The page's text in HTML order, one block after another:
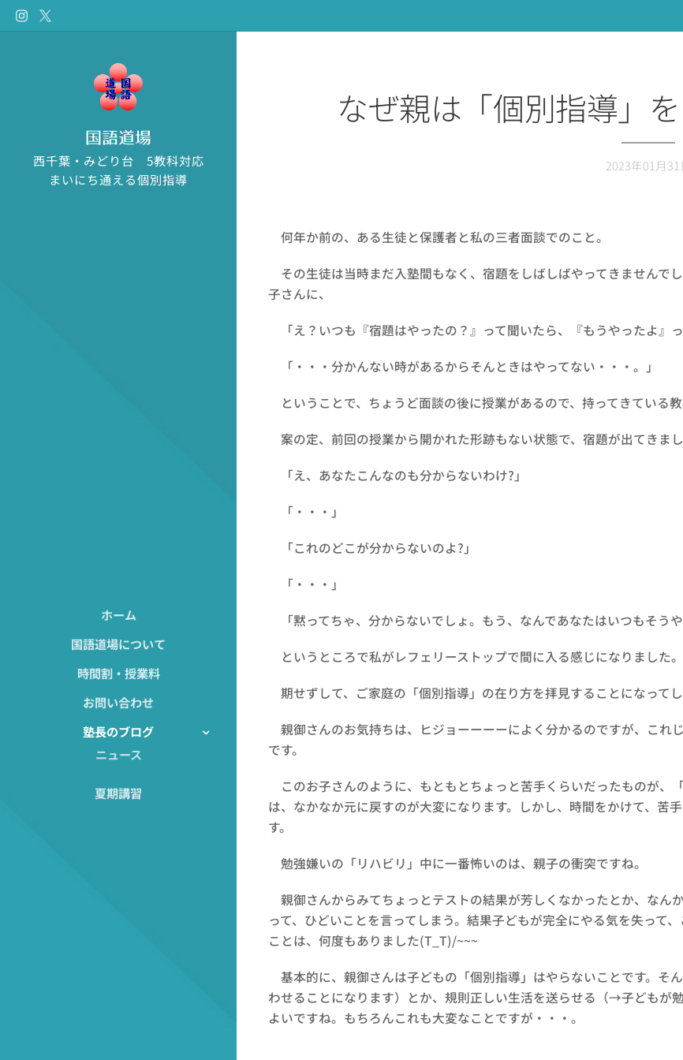
国語道場
西千葉・みどり台 5教科対応
まいにち通える個別指導
ホーム
国語道場について
時間割・授業料
お問い合わせ
塾長のブログ
ニュース
夏期講習
なぜ親は「個別指導」
2023年01月31
何年か前の、ある生徒と保護者と私の三者面談でのこと。
その生徒は当時まだ入塾間もなく、宿題をしばしばやってきませんで
子さんに、
「え？いつも『宿題はやったの？』って聞いたら、『もうやったよ』っ
「・・・分かんない時があるからそんときはやってない・・・。」
ということで、ちょうど面談の後に授業があるので、持ってきている教
案の定、前回の授業から開かれた形跡もない状態で、宿題が出てきまし
「え、あなたこんなのも分からないわけ?」
「・・・」
「これのどこが分からないのよ?」
「・・・」
「黙ってちゃ、分からないでしょ。もう、なんであなたはいつもそうや
というところで私がレフェリーストップで間に入る感じになりました。
期せずして、ご家庭の「個別指導」の在り方を拝見することになって
親御さんのお気持ちは、ヒジョーーーーによく分かるのですが、これ
です。
このお子さんのように、もともとちょっと苦手くらいだったものが、
は、なかなか元に戻すのが大変になります。しかし、時間をかけて、苦
す。
勉強嫌いの「リハビリ」中に一番怖いのは、親子の衝突ですね。
親御さんからみてちょっとテストの結果が芳しくなかったとか、なん
って、ひどいことを言ってしまう。結果子どもが完全にやる気を失って
ことは、何度もありました(T_T)/~~~
基本的に、親御さんは子どもの「個別指導」はやらないことです。
わせることになります）とか、規則正しい生活を送らせる（→子どもが
よいですね。もちろんこれも大変なことですが・・・。